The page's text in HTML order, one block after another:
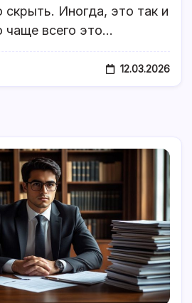
скрыть. Иногда, это так и
чаще всего это…
12.03.2026